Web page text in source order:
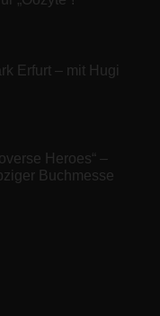
Erfurt – mit Hugi
Heroes“ –
Buchmesse